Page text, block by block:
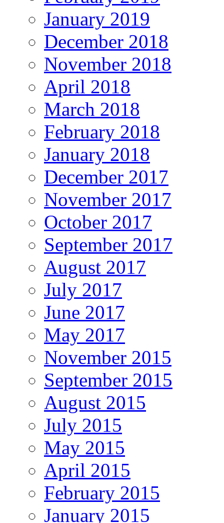
January 2019
December 2018
November 2018
April 2018
March 2018
February 2018
January 2018
December 2017
November 2017
October 2017
September 2017
August 2017
July 2017
June 2017
May 2017
November 2015
September 2015
August 2015
July 2015
May 2015
April 2015
February 2015
January 2015